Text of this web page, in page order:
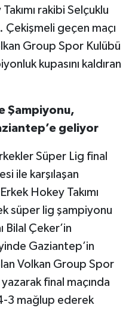
rakibi Selçuklu
Çekişmeli geçen maçı
Group Spor Kulübü
kupasını kaldıran
Şampiyonu,
geliyor
Süper Lig final
ile karşılaşan
Hokey Takımı
süper lig şampiyonu
Bilal Çeker’in
Gaziantep’in
Volkan Group Spor
final maçında
3 mağlup ederek